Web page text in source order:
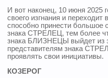
И вот наконец, 10 июня 2025
своего изгнания и
способно принести большое
знака СТРЕЛЕЦ, тем более
знака БЛИЗНЕЦЫ выйдет из
представителям знака
проявлять свои инициативы.
КОЗЕРОГ